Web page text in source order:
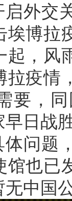
外交
埃博拉
起，风
拉疫情
要，
日战
问题
馆也已
中国